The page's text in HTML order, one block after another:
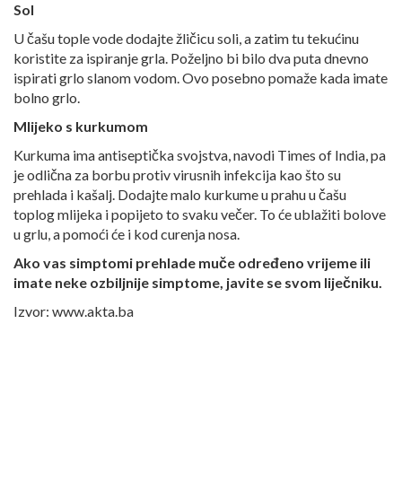
Sol
U čašu tople vode dodajte žličicu soli, a zatim tu tekućinu
koristite za ispiranje grla. Poželjno bi bilo dva puta dnevno
ispirati grlo slanom vodom. Ovo posebno pomaže kada imate
bolno grlo.
Mlijeko s kurkumom
Kurkuma ima antiseptička svojstva, navodi Times of India, pa
je odlična za borbu protiv virusnih infekcija kao što su
prehlada i kašalj. Dodajte malo kurkume u prahu u čašu
toplog mlijeka i popijeto to svaku večer. To će ublažiti bolove
u grlu, a pomoći će i kod curenja nosa.
Ako vas simptomi prehlade muče određeno vrijeme ili
imate neke ozbiljnije simptome, javite se svom liječniku.
Izvor: www.akta.ba